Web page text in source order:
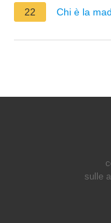
22 Chi è la
sulle